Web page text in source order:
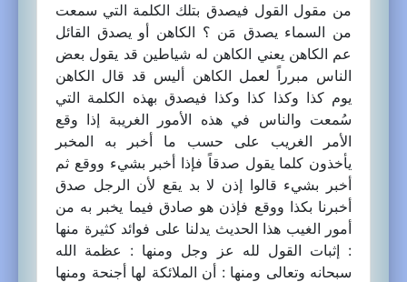
من مقول القول فيصدق بتلك الكلمة التي سمعت
من السماء يصدق مَن ؟ الكاهن أو يصدق القائل
عم الكاهن يعني الكاهن له شياطين قد يقول بعض
الناس مبرراً لعمل الكاهن أليس قد قال الكاهن
يوم كذا وكذا كذا وكذا فيصدق بهذه الكلمة التي
سُمعت والناس في هذه الأمور الغريبة إذا وقع
الأمر الغريب على حسب ما أخبر به المخبر
يأخذون كلما يقول صدقاً فإذا أخبر بشيء ووقع ثم
أخبر بشيء قالوا إذن لا بد يقع لأن الرجل صدق
أخبرنا بكذا ووقع فإذن هو صادق فيما يخبر به من
أمور الغيب هذا الحديث يدلنا على فوائد كثيرة منها
: إثبات القول لله عز وجل ومنها : عظمة الله
سبحانه وتعالى ومنها : أن الملائكة لها أجنحة ومنها